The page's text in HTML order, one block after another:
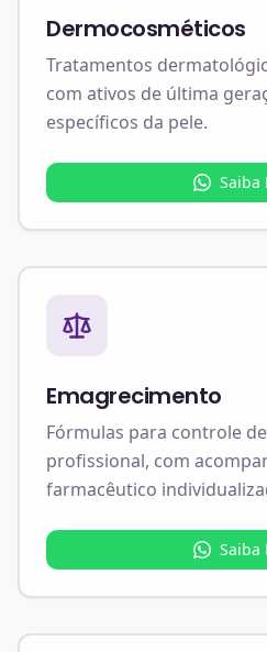
Dermocosméticos
Tratamentos
com ativos de última
específicos da pele.
Saiba
Emagrecimento
Fórmulas para controle
profissional, com
farmacêutico
Saiba